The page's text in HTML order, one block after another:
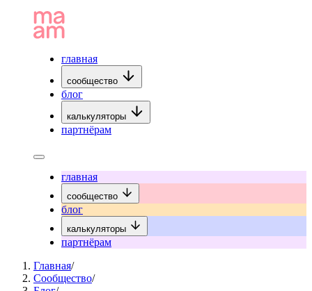
главная
сообщество
блог
калькуляторы
партнёрам
главная
сообщество
блог
калькуляторы
партнёрам
Главная/
Сообщество/